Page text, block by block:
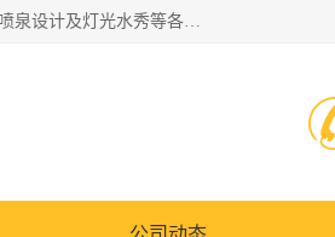
湖北奇通瑞科技有限公司（penquan.cn.b2b168.com）业务范围涵盖：音乐喷泉、旱地喷泉、互动喷泉、喷泉设计及灯光水秀等各类水景工程，广泛应用于公园、城市广场、商业综合体、旅游景区、住宅社区等领域。